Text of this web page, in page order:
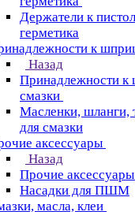
Держатели к
герметика
к
Назад
Принадлежности к
смазки
Масленки, шланги,
для смазки
аксессуары
Назад
Прочие аксессуары
Насадки для ПШМ
масла, клеи